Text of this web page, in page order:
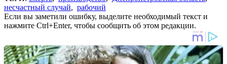
несчастный случай, рабочий
Если вы заметили ошибку, выделите необходимый текст и
нажмите Ctrl+Enter, чтобы сообщить об этом редакции.